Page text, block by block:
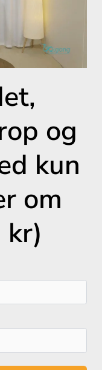
og
kun
om
kr)